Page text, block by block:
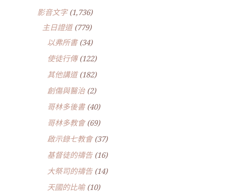
影音文字(1,736)
主日證道(779)
以弗所書(34)
使徒行傳(122)
其他講道(182)
創傷與醫治(2)
哥林多後書(40)
哥林多教會(69)
啟示錄七教會(37)
基督徒的禱告(16)
大祭司的禱告(14)
天國的比喻(10)